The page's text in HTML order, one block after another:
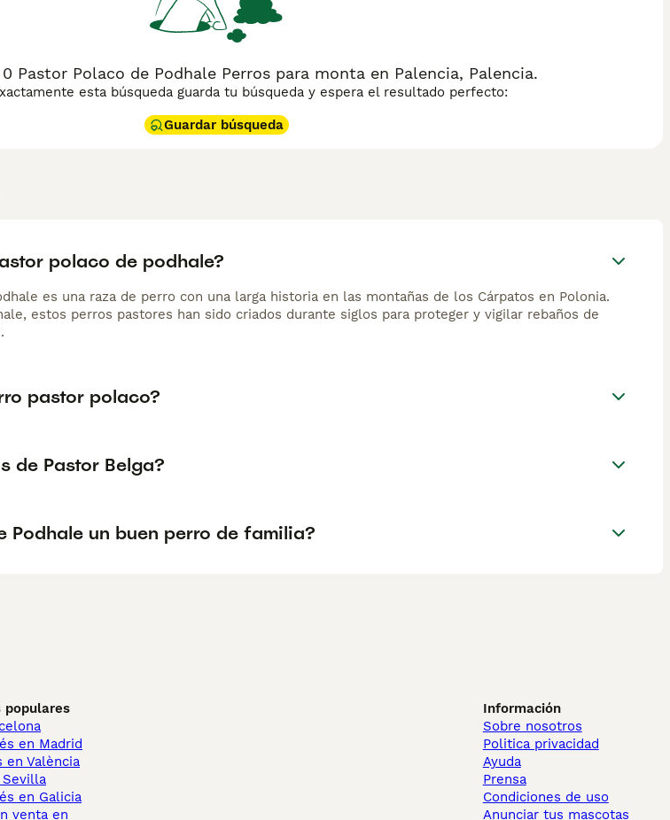
Pastor Polaco de Podhale Perros para monta en Palencia, Palencia.
esta búsqueda guarda tu búsqueda y espera el resultado perfecto:
Guardar búsqueda
polaco de podhale?
es una raza de perro con una larga historia en las montañas de los Cárpatos en Polonia.
estos perros pastores han sido criados durante siglos para proteger y vigilar rebaños de
pastor polaco?
de Pastor Belga?
Podhale un buen perro de familia?
populares
en Madrid
en València
Sevilla
en Galicia
venta en
Información
Sobre nosotros
Politica privacidad
Ayuda
Prensa
Condiciones de uso
Anunciar tus mascotas